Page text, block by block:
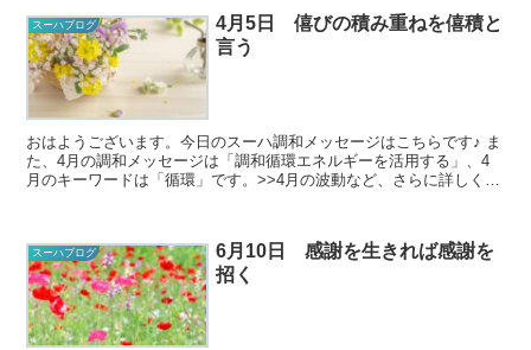
スーハブログ
4月5日 僖びの積み重ねを僖積と
言う
おはようございます。今日のスーハ調和メッセージはこちらです♪ ま
た、4月の調和メッセージは「調和循環エネルギーを活用する」、4
月のキーワードは「循環」です。>>4月の波動など、さらに詳しくは
スーハブログ
6月10日 感謝を生きれば感謝を
招く